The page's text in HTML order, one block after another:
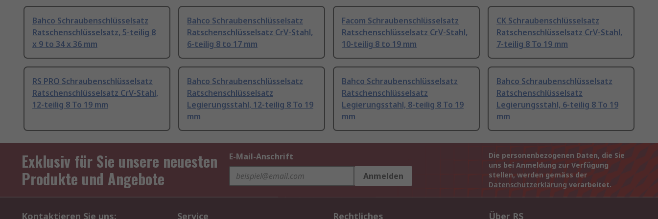
Bahco Schraubenschlüsselsatz
Ratschenschlüsselsatz, 5-teilig 8
x 9 to 34 x 36 mm
Bahco Schraubenschlüsselsatz
Ratschenschlüsselsatz CrV-Stahl,
6-teilig 8 to 17 mm
Facom Schraubenschlüsselsatz
Ratschenschlüsselsatz CrV-Stahl,
10-teilig 8 to 19 mm
CK Schraubenschlüsselsatz
Ratschenschlüsselsatz CrV-Stahl,
7-teilig 8 To 19 mm
RS PRO Schraubenschlüsselsatz
Ratschenschlüsselsatz CrV-Stahl,
12-teilig 8 To 19 mm
Bahco Schraubenschlüsselsatz
Ratschenschlüsselsatz
Legierungsstahl, 12-teilig 8 To 19
mm
Bahco Schraubenschlüsselsatz
Ratschenschlüsselsatz
Legierungsstahl, 8-teilig 8 To 19
mm
Bahco Schraubenschlüsselsatz
Ratschenschlüsselsatz
Legierungsstahl, 6-teilig 8 To 19
mm
Exklusiv für Sie unsere neuesten
Produkte und Angebote
E-Mail-Anschrift
Anmelden
Die personenbezogenen Daten, die Sie
uns bei Anmeldung zur Verfügung
stellen, werden gemäss der
Datenschutzerklärung verarbeitet.
Kontaktieren Sie uns: Service Rechtliches Über RS